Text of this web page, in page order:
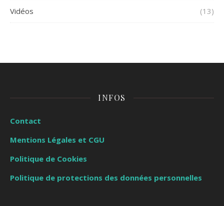
Vidéos (13)
INFOS
Contact
Mentions Légales et CGU
Politique de Cookies
Politique de protections des données personnelles